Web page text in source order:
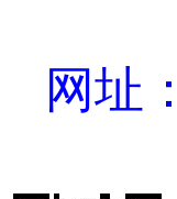
网址